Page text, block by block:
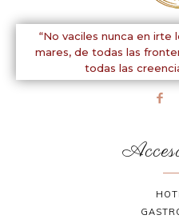
“No vaciles nunca en irte
mares, de todas las
todas las